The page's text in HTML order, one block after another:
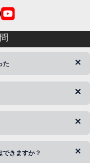
た
能です。
降のご連絡やキャンセル
に合わない場合は変更、
リア決済・おねだり決
きますか？